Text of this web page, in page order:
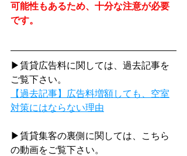
可能性もあるため、十分な注意が必要
です。
▶賃貸広告料に関しては、過去記事を
ご覧下さい。
【過去記事】広告料増額しても、空室
対策にはならない理由
▶賃貸集客の裏側に関しては、こちら
の動画をご覧下さい。